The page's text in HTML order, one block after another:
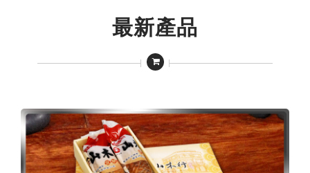
最新產品